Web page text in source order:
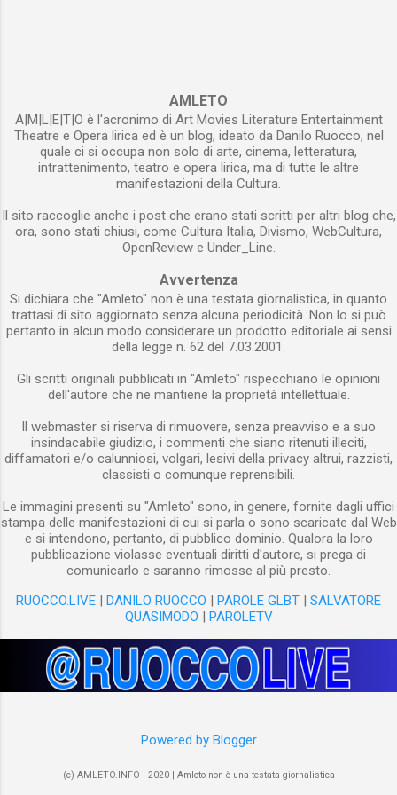
dare corpo alle emozioni . ...
Voce del padrone con il quale un gruppo
consistente di scienziati di varie discipline ha
tentato di decifrare una lettera proveniente da
una progreditissima civiltà galattica. Il segnale
alieno è stato captato per puro caso e, ancora
conteneva in sé un messaggio. L’io narrante
dichiara fin dall’inizio che i tentativi di
racconto altro non è che la spiegazione del
perché si è deciso di rinunciare all’impresa di...
AMLETO
A|M|L|E|T|O è l'acronimo di Art Movies Literature Entertainment
Theatre e Opera lirica ed è un blog, ideato da Danilo Ruocco, nel
quale ci si occupa non solo di arte, cinema, letteratura,
intrattenimento, teatro e opera lirica, ma di tutte le altre
manifestazioni della Cultura.
Il sito raccoglie anche i post che erano stati scritti per altri blog che,
ora, sono stati chiusi, come Cultura Italia, Divismo, WebCultura,
OpenReview e Under_Line.
Avvertenza
Si dichiara che "Amleto" non è una testata giornalistica, in quanto
trattasi di sito aggiornato senza alcuna periodicità. Non lo si può
pertanto in alcun modo considerare un prodotto editoriale ai sensi
della legge n. 62 del 7.03.2001.
Gli scritti originali pubblicati in "Amleto" rispecchiano le opinioni
dell'autore che ne mantiene la proprietà intellettuale.
Il webmaster si riserva di rimuovere, senza preavviso e a suo
insindacabile giudizio, i commenti che siano ritenuti illeciti,
diffamatori e/o calunniosi, volgari, lesivi della privacy altrui, razzisti,
classisti o comunque reprensibili.
Le immagini presenti su "Amleto" sono, in genere, fornite dagli uffici
stampa delle manifestazioni di cui si parla o sono scaricate dal Web
e si intendono, pertanto, di pubblico dominio. Qualora la loro
pubblicazione violasse eventuali diritti d'autore, si prega di
comunicarlo e saranno rimosse al più presto.
RUOCCO.LIVE | DANILO RUOCCO | PAROLE GLBT | SALVATORE
QUASIMODO | PAROLETV
Powered by Blogger
(c) AMLETO.INFO | 2020 | Amleto non è una testata giornalistica